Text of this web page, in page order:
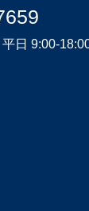
日 9:00-